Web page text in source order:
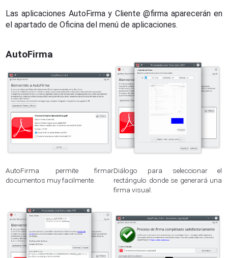
Las aplicaciones AutoFirma y Cliente @firma aparecerán en
el apartado de Oficina del menú de aplicaciones.
AutoFirma
AutoFirma permite firmar
documentos muy facilmente.
Diálogo para seleccionar el
rectángulo donde se generará una
firma visual.